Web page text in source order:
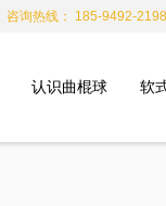
咨询热线： 185-9492-2198
认识曲棍球 软